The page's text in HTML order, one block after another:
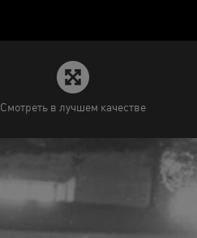
Смотреть в лучшем качестве